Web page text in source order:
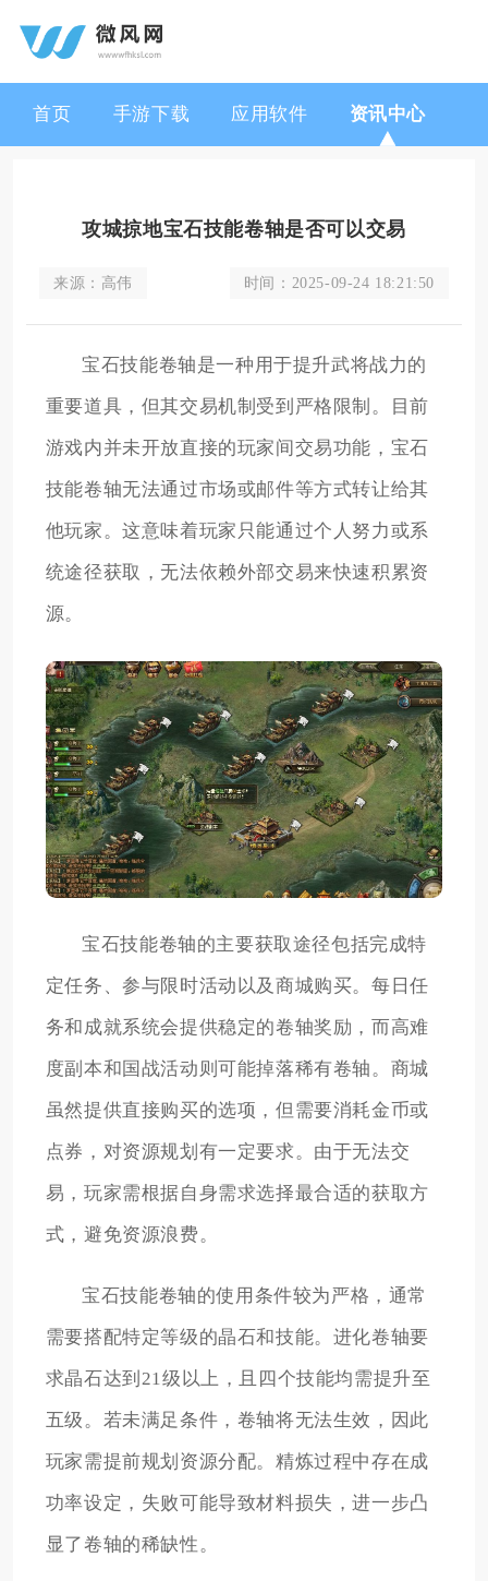
首页 手游下载 应用软件 资讯中心
攻城掠地宝石技能卷轴是否可以交易
来源： 高伟 时间： 2025-09-24 18:21:50
宝石技能卷轴是一种用于提升武将战力的
重要道具，但其交易机制受到严格限制。目前
游戏内并未开放直接的玩家间交易功能，宝石
技能卷轴无法通过市场或邮件等方式转让给其
他玩家。这意味着玩家只能通过个人努力或系
统途径获取，无法依赖外部交易来快速积累资
源。
宝石技能卷轴的主要获取途径包括完成特
定任务、参与限时活动以及商城购买。每日任
务和成就系统会提供稳定的卷轴奖励，而高难
度副本和国战活动则可能掉落稀有卷轴。商城
虽然提供直接购买的选项，但需要消耗金币或
点券，对资源规划有一定要求。由于无法交
易，玩家需根据自身需求选择最合适的获取方
式，避免资源浪费。
宝石技能卷轴的使用条件较为严格，通常
需要搭配特定等级的晶石和技能。进化卷轴要
求晶石达到21级以上，且四个技能均需提升至
五级。若未满足条件，卷轴将无法生效，因此
玩家需提前规划资源分配。精炼过程中存在成
功率设定，失败可能导致材料损失，进一步凸
显了卷轴的稀缺性。